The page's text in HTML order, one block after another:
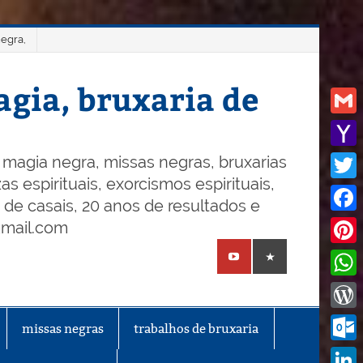
bruxaria de
negra, missas negras, bruxarias
espirituais, exorcismos espirituais,
casais, 20 anos de resultados e
missas negras trabalhos de bruxaria
Gmail
Mail